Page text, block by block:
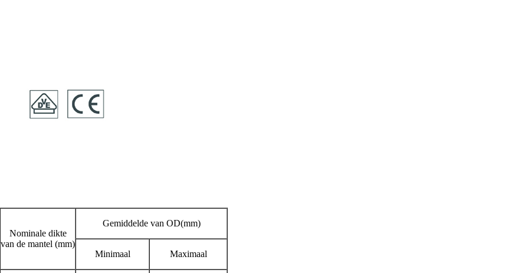
Nominale dikte
van de mantel (mm)
Gemiddelde van OD(mm)
Minimaal Maximaal